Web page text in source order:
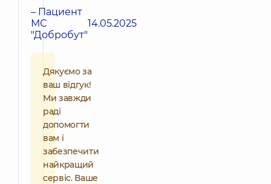
– Пациент
МС
"Добробут"
14.05.2025
Дякуємо за
ваш відгук!
Ми завжди
раді
допомогти
вам і
забезпечити
найкращий
сервіс. Ваше